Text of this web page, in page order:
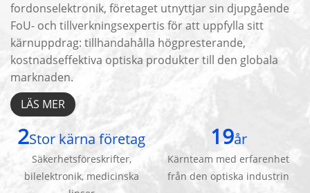
fordonselektronik, företaget utnyttjar sin djupgående
FoU- och tillverkningsexpertis för att uppfylla sitt
kärnuppdrag: tillhandahålla högpresterande,
kostnadseffektiva optiska produkter till den globala
marknaden.
LÄS MER
3Stor kärna företag
Säkerhetsföreskrifter,
bilelektronik, medicinska
20år
Kärnteam med erfarenhet
från den optiska industrin